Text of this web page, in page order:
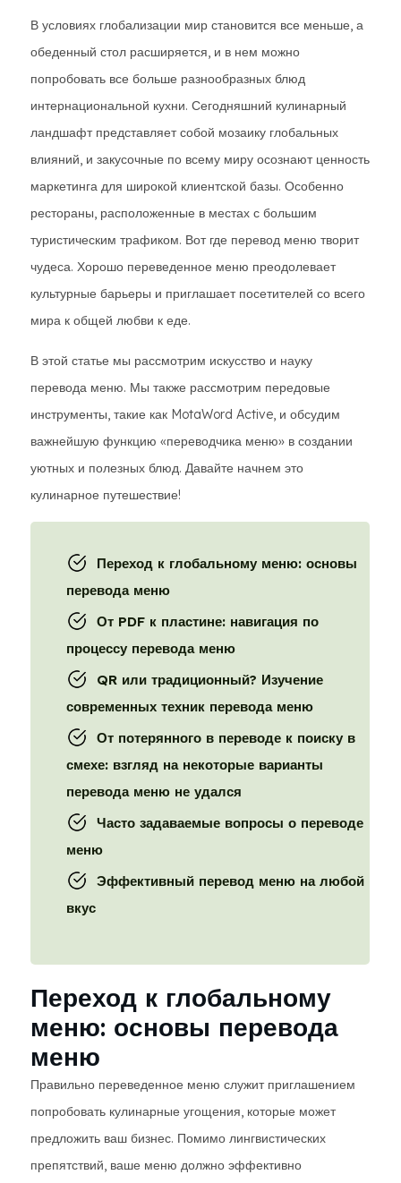
В условиях глобализации мир становится все меньше, а
обеденный стол расширяется, и в нем можно
попробовать все больше разнообразных блюд
интернациональной кухни. Сегодняшний кулинарный
ландшафт представляет собой мозаику глобальных
влияний, и закусочные по всему миру осознают ценность
маркетинга для широкой клиентской базы. Особенно
рестораны, расположенные в местах с большим
туристическим трафиком. Вот где перевод меню творит
чудеса. Хорошо переведенное меню преодолевает
культурные барьеры и приглашает посетителей со всего
мира к общей любви к еде.
В этой статье мы рассмотрим искусство и науку
перевода меню. Мы также рассмотрим передовые
инструменты, такие как MotaWord Active, и обсудим
важнейшую функцию «переводчика меню» в создании
уютных и полезных блюд. Давайте начнем это
кулинарное путешествие!
Переход к глобальному меню: основы
перевода меню
От PDF к пластине: навигация по
процессу перевода меню
QR или традиционный? Изучение
современных техник перевода меню
От потерянного в переводе к поиску в
смехе: взгляд на некоторые варианты
перевода меню не удался
Часто задаваемые вопросы о переводе
меню
Эффективный перевод меню на любой
вкус
Переход к глобальному
меню: основы перевода
меню
Правильно переведенное меню служит приглашением
попробовать кулинарные угощения, которые может
предложить ваш бизнес. Помимо лингвистических
препятствий, ваше меню должно эффективно